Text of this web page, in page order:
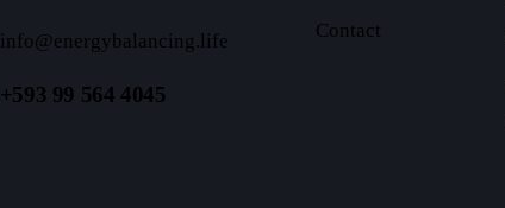
info@energybalancing.life
+593 99 564 4045
Contact